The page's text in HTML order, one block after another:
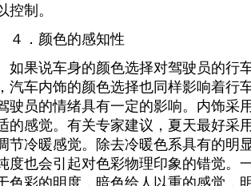
控制。
．颜色的感知性
果说车身的颜色选择对驾驶员的行
汽车内饰的颜色选择也同样影响着行
驶员的情绪具有一定的影响。内饰采
的感觉。有关专家建议，夏天最好采
节冷暖感觉。除去冷暖色系具有的明
度也会引起对色彩物理印象的错觉。
色彩的明度，暗色给人以重的感觉，